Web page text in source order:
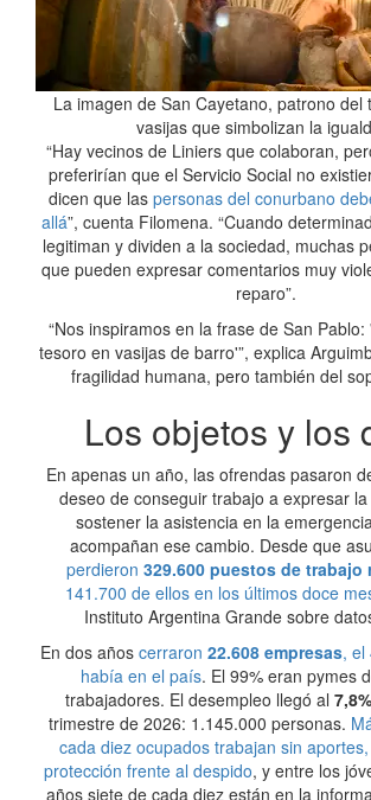
La imagen de San Cayetano, patrono del
vasijas que simbolizan la
“Hay vecinos de Liniers que colaboran,
preferirían que el Servicio Social no
dicen que las personas del conurbano
allá”, cuenta Filomena. “Cuando
legitiman y dividen a la sociedad, muchas
que pueden expresar comentarios muy
reparo”.
“Nos inspiramos en la frase de San
tesoro en vasijas de barro'”, explica
fragilidad humana, pero también del
Los objetos y los
En apenas un año, las ofrendas pasaron
deseo de conseguir trabajo a expresar
sostener la asistencia en la
acompañan ese cambio. Desde que
perdieron 329.600 puestos de trabajo
141.700 de ellos en los últimos doce
Instituto Argentina Grande sobre
En dos años cerraron 22.608 empresas, el
había en el país. El 99% eran pymes
trabajadores. El desempleo llegó al 7,8%
trimestre de 2026: 1.145.000 personas.
cada diez ocupados trabajan sin
protección frente al despido, y entre los
años siete de cada diez están en la